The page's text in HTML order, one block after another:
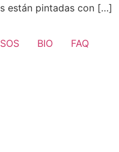
están pintadas con […]
BIO FAQ